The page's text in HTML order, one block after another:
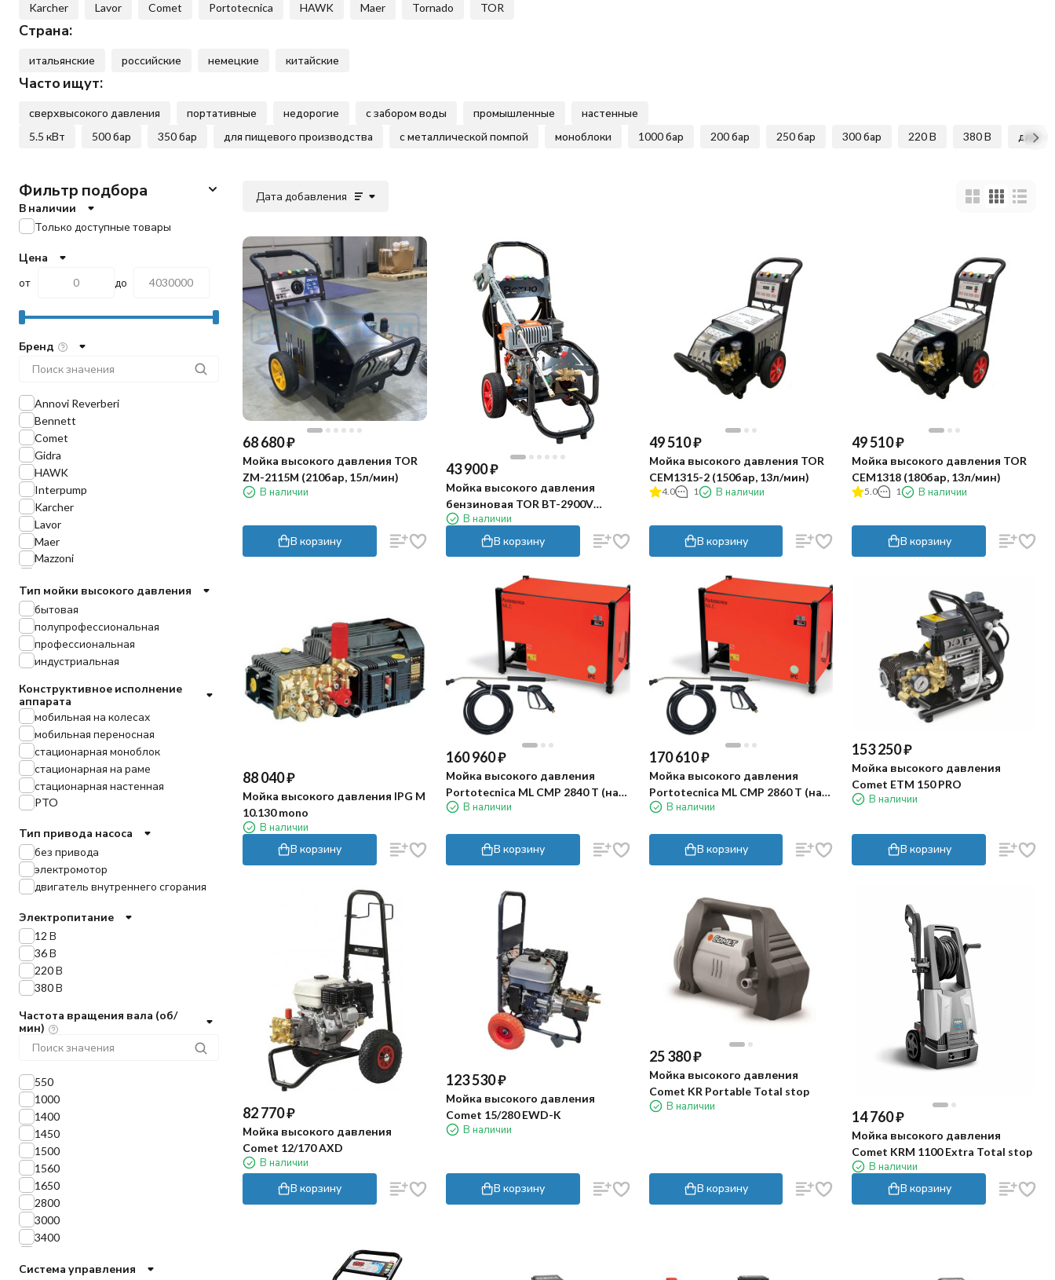
Karcher Lavor Comet Portotecnica HAWK Maer Tornado TOR
Страна:
итальянские российские немецкие китайские
Часто ищут:
сверхвысокого давления портативные недорогие с забором воды промышленные
настенные
5.5 кВт
500 бар 350 бар для пищевого производства с металлической помпой моноблоки 1000 бар 200 бар 250 бар 300 бар 220 В 380 В для
Дата добавления
68 680₽
Мойка высокого давления TOR
ZM-2115М (210бар, 15л/мин)
В наличии
В корзину
43 900₽
Мойка высокого давления
бензиновая TOR BT-2900V
(200бар, 12л/мин)
В наличии
В корзину
49 510₽
Мойка высокого давления TOR
CEM1315-2 (150бар, 13л/мин)
4.0 1 В наличии
В корзину
49 510₽
Мойка высокого давления TOR
CEM1318 (180бар, 13л/мин)
5.0 1 В наличии
В корзину
88 040₽
Мойка высокого давления IPG M
10.130 mono
В наличии
В корзину
160 960₽
Мойка высокого давления
Portotecnica ML CMP 2840 T (на
раме)В наличии
В корзину
170 610₽
Мойка высокого давления
Portotecnica ML CMP 2860 T (на
раме)В наличии
В корзину
153 250₽
Мойка высокого давления
Comet ETM 150 PRO
В наличии
В корзину
82 770₽
Мойка высокого давления
Comet 12/170 AXD
В наличии
В корзину
123 530₽
Мойка высокого давления
Comet 15/280 EWD-K
В наличии
В корзину
25 380₽
Мойка высокого давления
Comet KR Portable Total stop
В наличии
В корзину
14 760₽
Мойка высокого давления
Comet KRM 1100 Extra Total stop
В наличии
В корзину
Фильтр подбора
В наличии
Только доступные товары
Цена
от
до
Бренд
Annovi Reverberi
Bennett
Comet
Gidra
HAWK
Interpump
Karcher
Lavor
Maer
Mazzoni
RC
TOR
Tornado
EVOLine
Тип мойки высокого давления
бытовая
полупрофессиональная
профессиональная
индустриальная
Конструктивное исполнение
аппарата
мобильная на колесах
мобильная переносная
стационарная моноблок
стационарная на раме
стационарная настенная
PTO
Тип привода насоса
без привода
электромотор
двигатель внутреннего сгорания
Электропитание
12 В
36 В
220 В
380 В
Частота вращения вала (об/
мин)
550
1000
1400
1450
1500
1560
1650
2800
3000
3400
Система управления